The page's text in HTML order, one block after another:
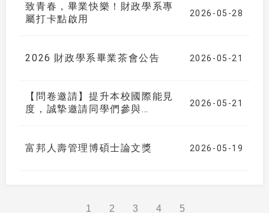
致青春，畢業快樂！財政學系專
屬打卡點啟用
2026-05-28
2026 財政學系畢業茶會公告 2026-05-21
【問卷邀請】提升本校國際能見
度，誠摯邀請同學們參與
2026-05-21
富邦人壽管理博碩士論文獎 2026-05-19
1 2 3 4 5